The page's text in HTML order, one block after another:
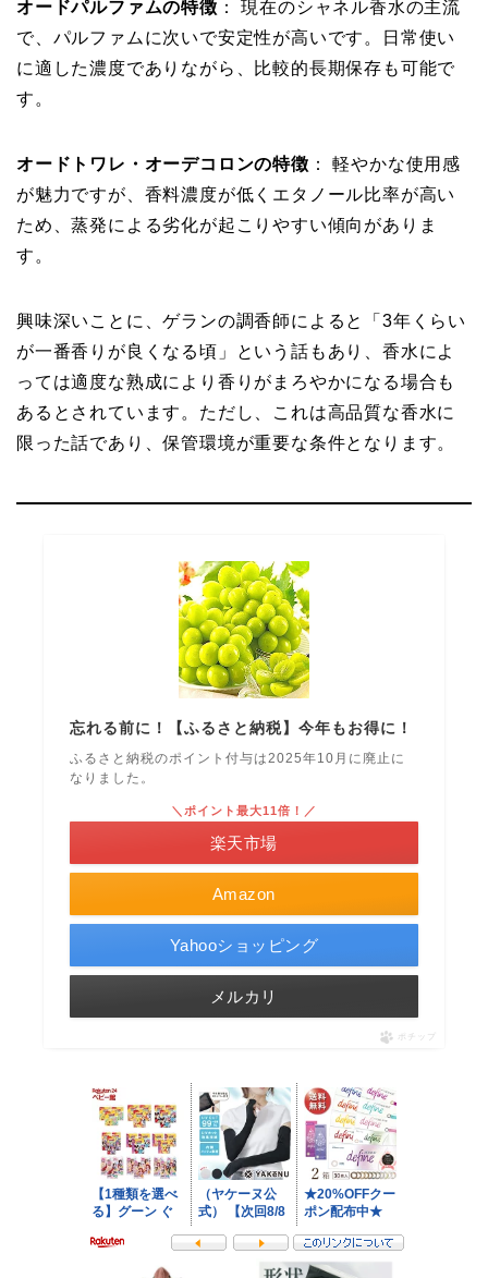
オードパルファムの特徴 ： 現在のシャネル香水の主流
で、パルファムに次いで安定性が高いです。日常使い
に適した濃度でありながら、比較的長期保存も可能で
す。
オードトワレ・オーデコロンの特徴 ： 軽やかな使用感
が魅力ですが、香料濃度が低くエタノール比率が高い
ため、蒸発による劣化が起こりやすい傾向がありま
す。
興味深いことに、ゲランの調香師によると「3年くらい
が一番香りが良くなる頃」という話もあり、香水によ
っては適度な熟成により香りがまろやかになる場合も
あるとされています。ただし、これは高品質な香水に
限った話であり、保管環境が重要な条件となります。
忘れる前に！【ふるさと納税】今年もお得に！
ふるさと納税のポイント付与は2025年10月に廃止に
なりました。
Amazon
＼ポイント最大11倍！／
楽天市場
Yahooショッピング
メルカリ
ポチップ